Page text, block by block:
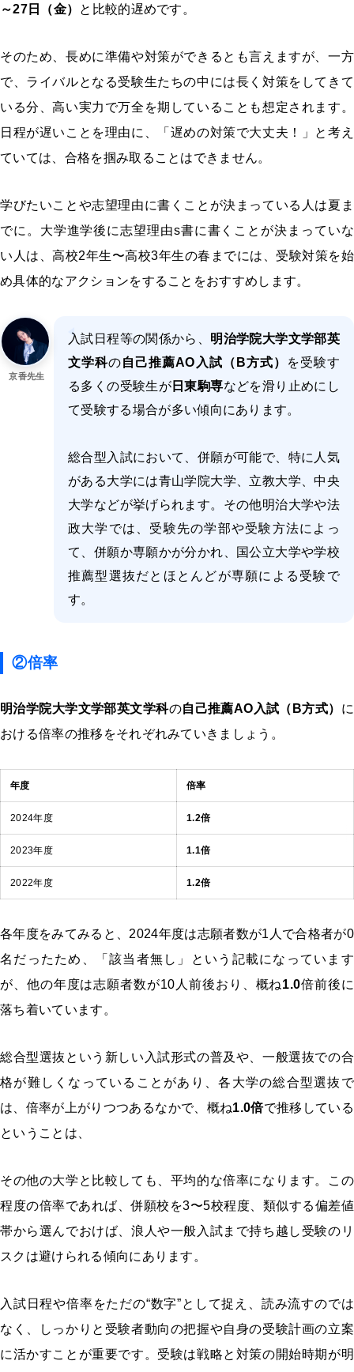
～27日（金） と比較的遅めです。
そのため、長めに準備や対策ができるとも言えますが、一方
で、ライバルとなる受験生たちの中には長く対策をしてきて
いる分、高い実力で万全を期していることも想定されます。
日程が遅いことを理由に、「遅めの対策で大丈夫！」と考え
ていては、合格を掴み取ることはできません。
学びたいことや志望理由に書くことが決まっている人は夏ま
でに。大学進学後に志望理由s書に書くことが決まっていな
い人は、高校2年生〜高校3年生の春までには、受験対策を始
め具体的なアクションをすることをおすすめします。
京香先生
入試日程等の関係から、 明治学院大学文学部英
文学科の自己推薦AO入試（B方式）
を受験す
る多くの受験生が 日東駒専などを滑り止めにし
て受験する場合が多い傾向にあります。
総合型入試において、併願が可能で、特に人気
がある大学には青山学院大学、立教大学、中央
大学などが挙げられます。その他明治大学や法
政大学では、受験先の学部や受験方法によっ
て、併願か専願かが分かれ、国公立大学や学校
推薦型選抜だとほとんどが専願による受験で
す。
②倍率
明治学院大学文学部英文学科の自己推薦AO入試（B方式） に
おける倍率の推移をそれぞれみていきましょう。
年度 倍率
2024年度 1.2倍
2023年度 1.1倍
2022年度 1.2倍
各年度をみてみると、2024年度は志願者数が1人で合格者が0
名だったため、「該当者無し」という記載になっています
が、他の年度は志願者数が10人前後おり、概ね1.0倍前後に
落ち着いています。
総合型選抜という新しい入試形式の普及や、一般選抜での合
格が難しくなっていることがあり、各大学の総合型選抜で
は、倍率が上がりつつあるなかで、概ね1.0倍で推移している
ということは、
その他の大学と比較しても、平均的な倍率になります。この
程度の倍率であれば、併願校を3〜5校程度、類似する偏差値
帯から選んでおけば、浪人や一般入試まで持ち越し受験のリ
スクは避けられる傾向にあります。
入試日程や倍率をただの“数字”として捉え、読み流すのでは
なく、しっかりと受験者動向の把握や自身の受験計画の立案
に活かすことが重要です。受験は戦略と対策の開始時期が明